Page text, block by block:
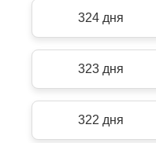
324 дня
323 дня
322 дня